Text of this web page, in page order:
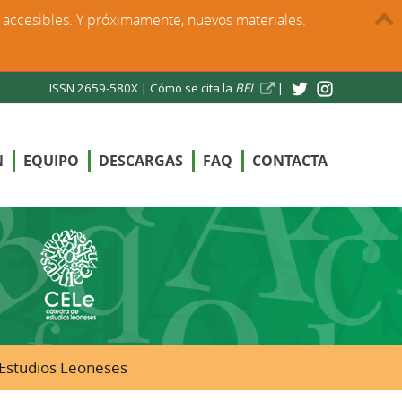
ISSN 2659-580X | Cómo se cita la BEL |
EQUIPO DESCARGAS FAQ CONTACTA
Leoneses
Y próximamente, nuevos materiales.